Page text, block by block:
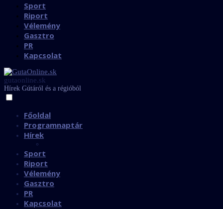
Sport
Riport
Vélemény
Gasztro
PR
Kapcsolat
gutaonline.sk
Hírek Gútáról és a régióból
Főoldal
Programnaptár
Hírek
Sport
Riport
Vélemény
Gasztro
PR
Kapcsolat